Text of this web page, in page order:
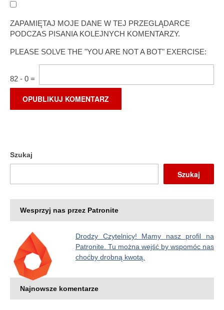
ZAPAMIĘTAJ MOJE DANE W TEJ PRZEGLĄDARCE
PODCZAS PISANIA KOLEJNYCH KOMENTARZY.
PLEASE SOLVE THE "YOU ARE NOT A BOT" EXERCISE:
82 - 0 =
Szukaj
Szukaj
Wesprzyj nas przez Patronite
Drodzy Czytelnicy! Mamy nasz profil na
Patronite. Tu można wejść by wspomóc nas
choćby drobną kwotą.
Najnowsze komentarze